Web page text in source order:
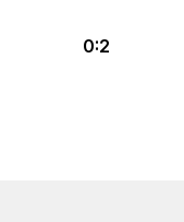
0:2